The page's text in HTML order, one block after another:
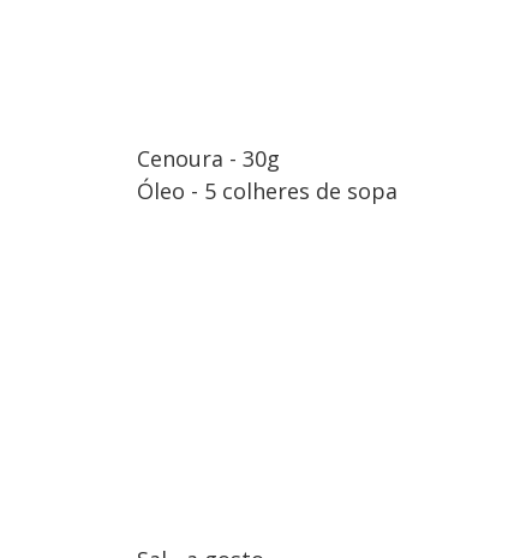
Cenoura - 30g
Óleo - 5 colheres de sopa